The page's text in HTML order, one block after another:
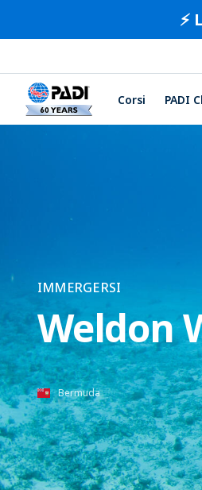
⚡️
Corsi PADI
IMMERGERSI
Weldon
Bermuda